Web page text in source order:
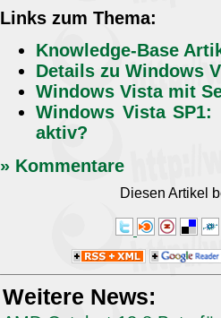
Links zum Thema:
Knowledge-Base
Details zu Windows
Windows Vista mit
Windows Vista SP1:
aktiv?
» Kommentare
Diesen Artikel
Weitere News: